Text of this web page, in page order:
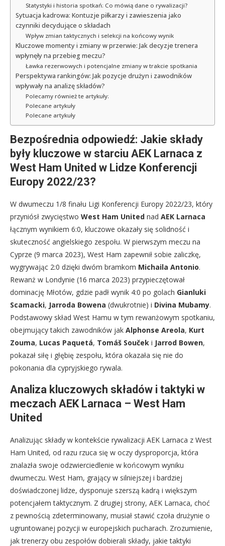
Statystyki i historia spotkań: Co mówią dane o rywalizacji?
Sytuacja kadrowa: Kontuzje piłkarzy i zawieszenia jako
czynniki decydujące o składach
Wpływ zmian taktycznych i selekcji na końcowy wynik
Kluczowe momenty i zmiany w przerwie: Jak decyzje trenera
wpłynęły na przebieg meczu?
Ławka rezerwowych i potencjalne zmiany w trakcie spotkania
Perspektywa rankingów: Jak pozycje drużyn i zawodników
wpływały na analizę składów?
Polecamy również te artykuły:
Polecane artykuły
Polecane artykuły
Bezpośrednia odpowiedź: Jakie składy
były kluczowe w starciu AEK Larnaca z
West Ham United w Lidze Konferencji
Europy 2022/23?
W dwumeczu 1/8 finału Ligi Konferencji Europy 2022/23, który
przyniósł zwycięstwo West Ham United nad AEK Larnaca
łącznym wynikiem 6:0, kluczowe okazały się solidność i
skuteczność angielskiego zespołu. W pierwszym meczu na
Cyprze (9 marca 2023), West Ham zapewnił sobie zaliczkę,
wygrywając 2:0 dzięki dwóm bramkom Michaila Antonio.
Rewanż w Londynie (16 marca 2023) przypieczętował
dominację Młotów, gdzie padł wynik 4:0 po golach Gianluki
Scamacki, Jarroda Bowena (dwukrotnie) i Divina Mubamy.
Podstawowy skład West Hamu w tym rewanżowym spotkaniu,
obejmujący takich zawodników jak Alphonse Areola, Kurt
Zouma, Lucas Paquetá, Tomáš Souček i Jarrod Bowen,
pokazał siłę i głębię zespołu, która okazała się nie do
pokonania dla cypryjskiego rywala.
Analiza kluczowych składów i taktyki w
meczach AEK Larnaca – West Ham
United
Analizując składy w kontekście rywalizacji AEK Larnaca z West
Ham United, od razu rzuca się w oczy dysproporcja, która
znalazła swoje odzwierciedlenie w końcowym wyniku
dwumeczu. West Ham, grający w silniejszej i bardziej
doświadczonej lidze, dysponuje szerszą kadrą i większym
potencjałem taktycznym. Z drugiej strony, AEK Larnaca, choć
z pewnością zdeterminowany, musiał stawić czoła drużynie o
ugruntowanej pozycji w europejskich pucharach. Zrozumienie,
jak trenerzy obu zespołów dobierali składy, jakie taktyki